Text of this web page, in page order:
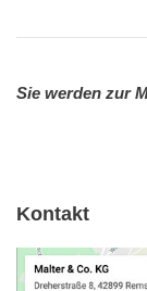
Sie werden zur
Kontakt